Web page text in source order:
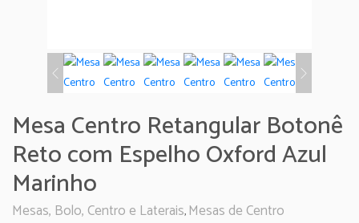
Mesa Centro Retangular Botonê
Reto com Espelho Oxford Azul
Marinho
Mesas, Bolo, Centro e Laterais, Mesas de Centro